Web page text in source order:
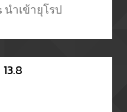
นำเข้ายุโรป